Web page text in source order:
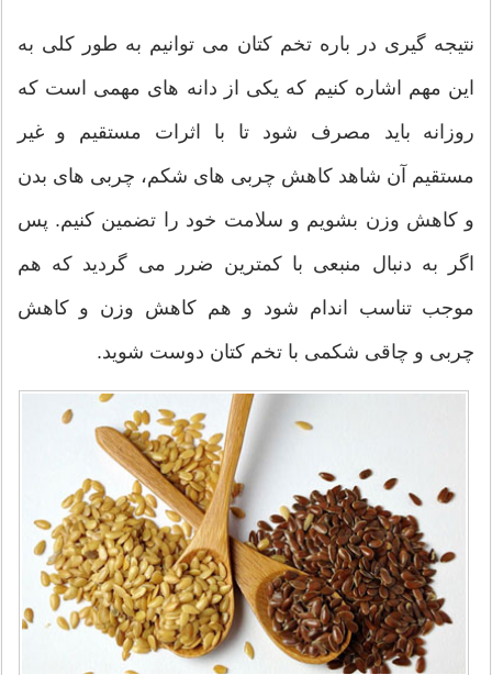
نتیجه گیری در باره تخم کتان می توانیم به طور کلی به
این مهم اشاره کنیم که یکی از دانه های مهمی است که
روزانه باید مصرف شود تا با اثرات مستقیم و غیر
مستقیم آن شاهد کاهش چربی های شکم، چربی های بدن
و کاهش وزن بشویم و سلامت خود را تضمین کنیم. پس
اگر به دنبال منبعی با کمترین ضرر می گردید که هم
موجب تناسب اندام شود و هم کاهش وزن و کاهش
چربی و چاقی شکمی با تخم کتان دوست شوید.